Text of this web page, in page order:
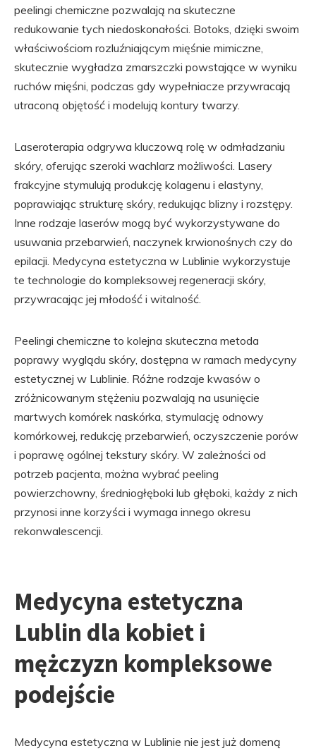
peelingi chemiczne pozwalają na skuteczne
redukowanie tych niedoskonałości. Botoks, dzięki swoim
właściwościom rozluźniającym mięśnie mimiczne,
skutecznie wygładza zmarszczki powstające w wyniku
ruchów mięśni, podczas gdy wypełniacze przywracają
utraconą objętość i modelują kontury twarzy.
Laseroterapia odgrywa kluczową rolę w odmładzaniu
skóry, oferując szeroki wachlarz możliwości. Lasery
frakcyjne stymulują produkcję kolagenu i elastyny,
poprawiając strukturę skóry, redukując blizny i rozstępy.
Inne rodzaje laserów mogą być wykorzystywane do
usuwania przebarwień, naczynek krwionośnych czy do
epilacji. Medycyna estetyczna w Lublinie wykorzystuje
te technologie do kompleksowej regeneracji skóry,
przywracając jej młodość i witalność.
Peelingi chemiczne to kolejna skuteczna metoda
poprawy wyglądu skóry, dostępna w ramach medycyny
estetycznej w Lublinie. Różne rodzaje kwasów o
zróżnicowanym stężeniu pozwalają na usunięcie
martwych komórek naskórka, stymulację odnowy
komórkowej, redukcję przebarwień, oczyszczenie porów
i poprawę ogólnej tekstury skóry. W zależności od
potrzeb pacjenta, można wybrać peeling
powierzchowny, średniogłęboki lub głęboki, każdy z nich
przynosi inne korzyści i wymaga innego okresu
rekonwalescencji.
Medycyna estetyczna
Lublin dla kobiet i
mężczyzn kompleksowe
podejście
Medycyna estetyczna w Lublinie nie jest już domeną